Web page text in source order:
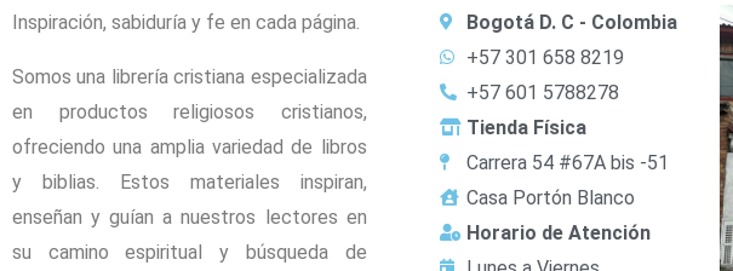
Inspiración, sabiduría y fe en cada página.
Somos una librería cristiana especializada
en productos religiosos cristianos,
ofreciendo una amplia variedad de libros
y biblias. Estos materiales inspiran,
enseñan y guían a nuestros lectores en
su camino espiritual y búsqueda de
Bogotá D. C - Colombia
+57 301 658 8219
+57 601 5788278
Tienda Física
Carrera 54 #67A bis -51
Casa Portón Blanco
Horario de Atención